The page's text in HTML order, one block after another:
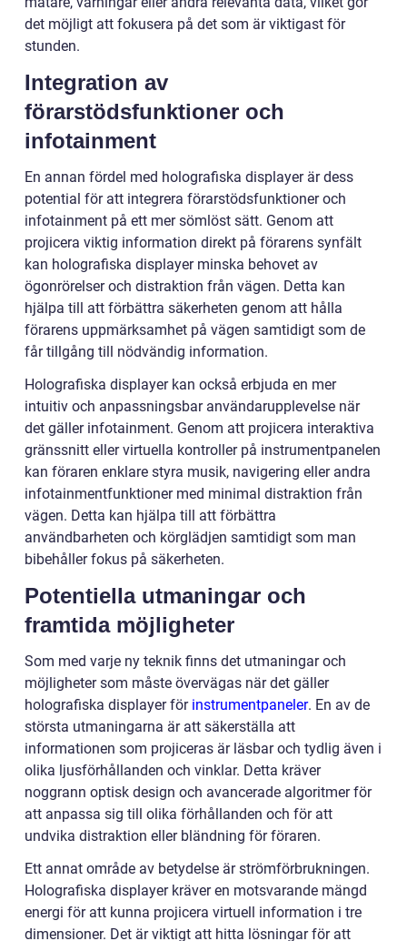
det möjligt att fokusera på det som är viktigast för
stunden.
Integration av
förarstödsfunktioner och
infotainment
En annan fördel med holografiska displayer är dess
potential för att integrera förarstödsfunktioner och
infotainment på ett mer sömlöst sätt. Genom att
projicera viktig information direkt på förarens synfält
kan holografiska displayer minska behovet av
ögonrörelser och distraktion från vägen. Detta kan
hjälpa till att förbättra säkerheten genom att hålla
förarens uppmärksamhet på vägen samtidigt som de
får tillgång till nödvändig information.
Holografiska displayer kan också erbjuda en mer
intuitiv och anpassningsbar användarupplevelse när
det gäller infotainment. Genom att projicera interaktiva
gränssnitt eller virtuella kontroller på instrumentpanelen
kan föraren enklare styra musik, navigering eller andra
infotainmentfunktioner med minimal distraktion från
vägen. Detta kan hjälpa till att förbättra
användbarheten och körglädjen samtidigt som man
bibehåller fokus på säkerheten.
Potentiella utmaningar och
framtida möjligheter
Som med varje ny teknik finns det utmaningar och
möjligheter som måste övervägas när det gäller
holografiska displayer för instrumentpaneler. En av de
största utmaningarna är att säkerställa att
informationen som projiceras är läsbar och tydlig även i
olika ljusförhållanden och vinklar. Detta kräver
noggrann optisk design och avancerade algoritmer för
att anpassa sig till olika förhållanden och för att
undvika distraktion eller bländning för föraren.
Ett annat område av betydelse är strömförbrukningen.
Holografiska displayer kräver en motsvarande mängd
energi för att kunna projicera virtuell information i tre
dimensioner. Det är viktigt att hitta lösningar för att